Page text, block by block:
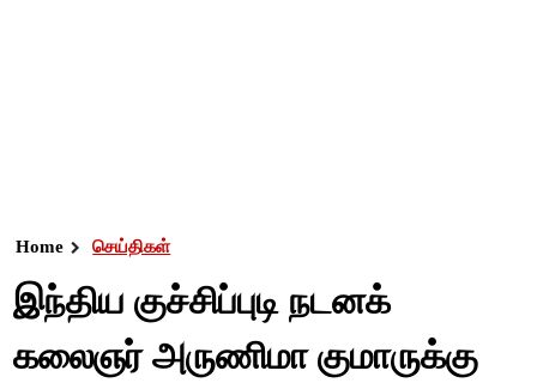
Home செய்திகள்
இந்திய குச்சிப்புடி நடனக்
கலைஞர் அருணிமா குமாருக்கு